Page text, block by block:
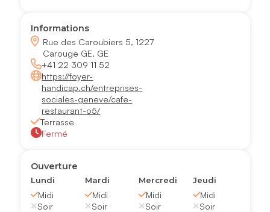
Informations
Rue des Caroubiers 5, 1227
Carouge GE, GE
+41 22 309 11 52
https://foyer-
handicap.ch/entreprises-
sociales-geneve/cafe-
restaurant-o5/
Terrasse
Fermé
Ouverture
Lundi
Midi
Soir
Mardi
Midi
Soir
Mercredi
Midi
Soir
Jeudi
Midi
Soir